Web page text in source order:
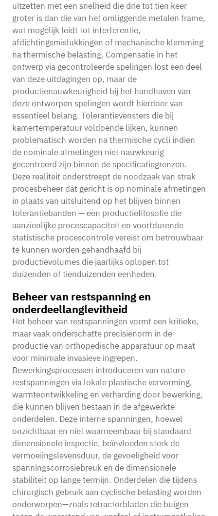
uitzetten met een snelheid die drie tot tien keer
groter is dan die van het omliggende metalen frame,
wat mogelijk leidt tot interferentie,
afdichtingsmislukkingen of mechanische klemming
na thermische belasting. Compensatie in het
ontwerp via gecontroleerde spelingen lost een deel
van deze uitdagingen op, maar de
productienauwkeurigheid bij het handhaven van
deze ontworpen spelingen wordt hierdoor van
essentieel belang. Tolerantievensters die bij
kamertemperatuur voldoende lijken, kunnen
problematisch worden na thermische cycli indien
de nominale afmetingen niet nauwkeurig
gecentreerd zijn binnen de specificatiegrenzen.
Deze realiteit onderstreept de noodzaak van strak
procesbeheer dat gericht is op nominale afmetingen
in plaats van uitsluitend op het blijven binnen
tolerantiebanden — een productiefilosofie die
aanzienlijke procescapaciteit en voortdurende
statistische procescontrole vereist om betrouwbaar
te kunnen worden gehandhaafd bij
productievolumes die jaarlijks oplopen tot
duizenden of tienduizenden eenheden.
Beheer van restspanning en
onderdeellanglevitheid
Het beheer van restspanningen vormt een kritieke,
maar vaak onderschatte precisienorm in de
productie van orthopedische apparatuur op maat
voor minimale invasieve ingrepen.
Bewerkingsprocessen introduceren van nature
restspanningen via lokale plastische vervorming,
warmteontwikkeling en verharding door bewerking,
die kunnen blijven bestaan in de afgewerkte
onderdelen. Deze interne spanningen, hoewel
onzichtbaar en niet waarneembaar bij standaard
dimensionele inspectie, beïnvloeden sterk de
vermoeiingslevensduur, de gevoeligheid voor
spanningscorrosiebreuk en de dimensionele
stabiliteit op lange termijn. Onderdelen die tijdens
chirurgisch gebruik aan cyclische belasting worden
onderworpen—zoals retractorbladen die buigen